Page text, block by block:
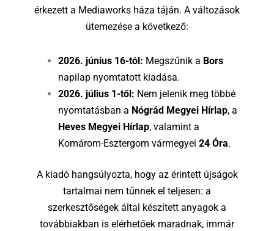
érkezett a Mediaworks háza táján. A változások
ütemezése a következő:
2026. június 16-tól: Megszűnik a Bors
napilap nyomtatott kiadása.
2026. július 1-től: Nem jelenik meg többé
nyomtatásban a Nógrád Megyei Hírlap, a
Heves Megyei Hírlap, valamint a
Komárom-Esztergom vármegyei 24 Óra.
A kiadó hangsúlyozta, hogy az érintett újságok
tartalmai nem tűnnek el teljesen: a
szerkesztőségek által készített anyagok a
továbbiakban is elérhetőek maradnak, immár